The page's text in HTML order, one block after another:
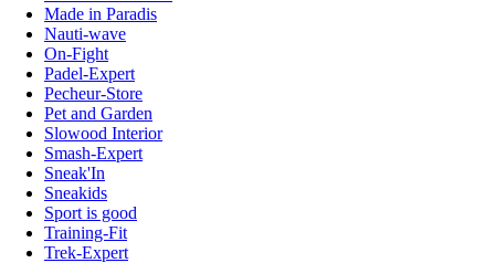
Made in Paradis
Nauti-wave
On-Fight
Padel-Expert
Pecheur-Store
Pet and Garden
Slowood Interior
Smash-Expert
Sneak'In
Sneakids
Sport is good
Training-Fit
Trek-Expert